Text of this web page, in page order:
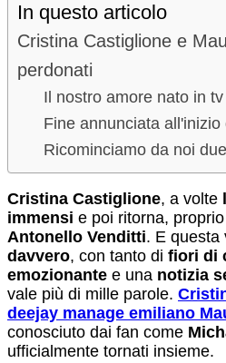
In questo articolo
Cristina Castiglione e
perdonati
Il nostro amore nato in tv
Fine annunciata all'inizio
Ricominciamo da noi
Cristina Castiglione, a volte
immensi e poi ritorna,
Antonello Venditti. E questa
davvero, con tanto di fiori di
emozionante e una notizia
vale più di mille parole.
deejay manage emiliano
conosciuto dai fan come
ufficialmente tornati insieme.